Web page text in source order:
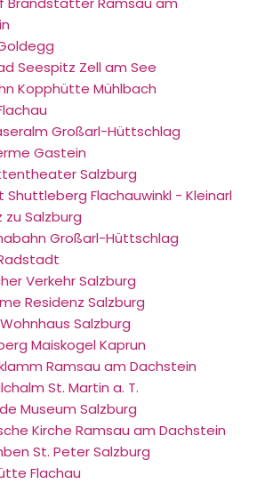
Seespitz Zell am See
Kopphütte Mühlbach
Großarl-Hüttschlag
Gastein
Salzburg
Shuttleberg Flachauwinkl - Kleinarl
zu Salzburg
Großarl-Hüttschlag
Verkehr Salzburg
Residenz Salzburg
Salzburg
Maiskogel Kaprun
Ramsau am Dachstein
St. Martin a. T.
Museum Salzburg
Kirche Ramsau am Dachstein
St. Peter Salzburg
Flachau